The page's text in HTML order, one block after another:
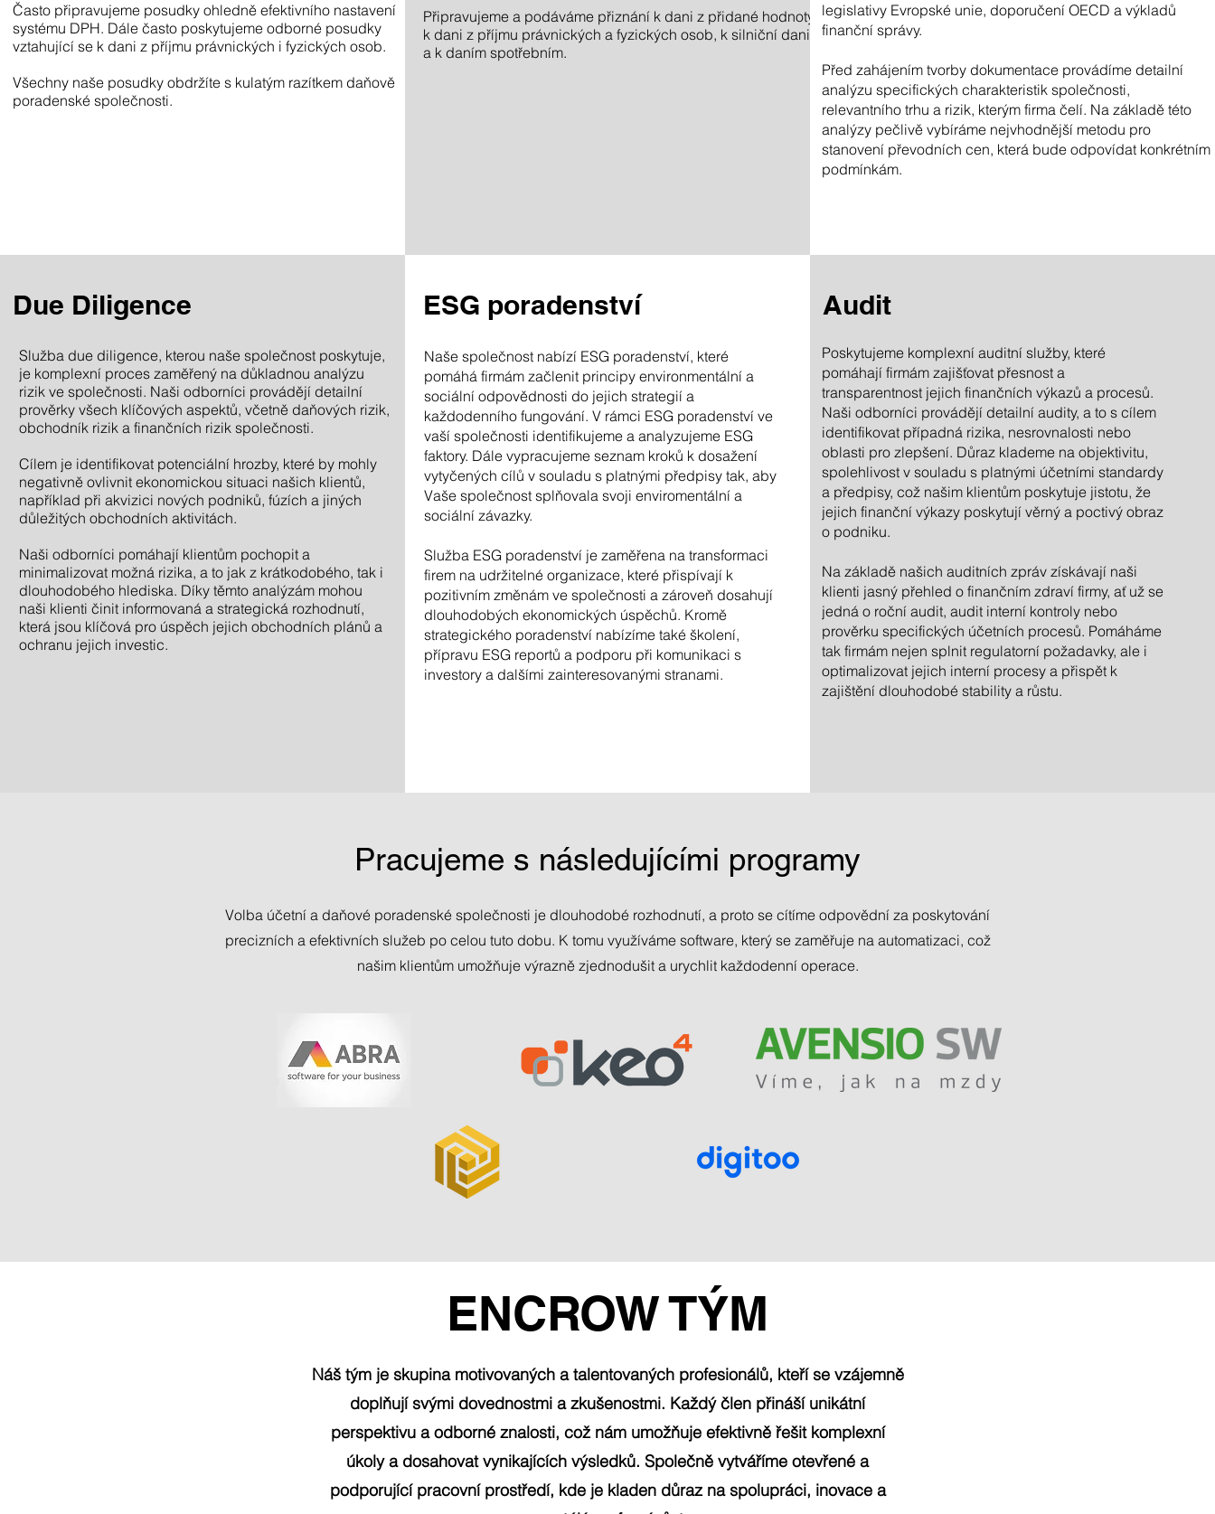
Často připravujeme posudky ohledně efektivního nastavení
systému DPH. Dále často poskytujeme odborné posudky
vztahující se k dani z příjmu právnických i fyzických osob.​
Všechny naše posudky obdržíte s kulatým razítkem daňově
poradenské společnosti.
Připravujeme a podáváme přiznání k dani z přidané hodnoty,
k dani z příjmu právnických a fyzických osob, k silniční dani
a k daním spotřebním.​
legislativy Evropské unie, doporučení OECD a výkladů
finanční správy.
Před zahájením tvorby dokumentace provádíme detailní
analýzu specifických charakteristik společnosti,
relevantního trhu a rizik, kterým firma čelí. Na základě této
analýzy pečlivě vybíráme nejvhodnější metodu pro
stanovení převodních cen, která bude odpovídat konkrétním
podmínkám.
Due Diligence
Služba due diligence, kterou naše společnost poskytuje,
je komplexní proces zaměřený na důkladnou analýzu
rizik ve společnosti. Naši odborníci provádějí detailní
prověrky všech klíčových aspektů, včetně daňových rizik,
obchodník rizik a finančních rizik společnosti.
Cílem je identifikovat potenciální hrozby, které by mohly
negativně ovlivnit ekonomickou situaci našich klientů,
například při akvizici nových podniků, fúzích a jiných
důležitých obchodních aktivitách.
Naši odborníci pomáhají klientům pochopit a
minimalizovat možná rizika, a to jak z krátkodobého, tak i
dlouhodobého hlediska. Díky těmto analýzám mohou
naši klienti činit informovaná a strategická rozhodnutí,
která jsou klíčová pro úspěch jejich obchodních plánů a
ochranu jejich investic.
ESG poradenství
Naše společnost nabízí ESG poradenství, které
pomáhá firmám začlenit principy environmentální a
sociální odpovědnosti do jejich strategií a
každodenního fungování. V rámci ESG poradenství ve
vaší společnosti identifikujeme a analyzujeme ESG
faktory. Dále vypracujeme seznam kroků k dosažení
vytyčených cílů v souladu s platnými předpisy tak, aby
Vaše společnost splňovala svoji enviromentální a
sociální závazky.
Služba ESG poradenství je zaměřena na transformaci
firem na udržitelné organizace, které přispívají k
pozitivním změnám ve společnosti a zároveň dosahují
dlouhodobých ekonomických úspěchů. Kromě
strategického poradenství nabízíme také školení,
přípravu ESG reportů a podporu při komunikaci s
investory a dalšími zainteresovanými stranami.
Audit
Poskytujeme komplexní auditní služby, které
pomáhají firmám zajišťovat přesnost a
transparentnost jejich finančních výkazů a procesů.
Naši odborníci provádějí detailní audity, a to s cílem
identifikovat případná rizika, nesrovnalosti nebo
oblasti pro zlepšení. Důraz klademe na objektivitu,
spolehlivost v souladu s platnými účetními standardy
a předpisy, což našim klientům poskytuje jistotu, že
jejich finanční výkazy poskytují věrný a poctivý obraz
o podniku.
Na základě našich auditních zpráv získávají naši
klienti jasný přehled o finančním zdraví firmy, ať už se
jedná o roční audit, audit interní kontroly nebo
prověrku specifických účetních procesů. Pomáháme
tak firmám nejen splnit regulatorní požadavky, ale i
optimalizovat jejich interní procesy a přispět k
zajištění dlouhodobé stability a růstu.
Pracujeme s následujícími programy
Volba účetní a daňové poradenské společnosti je dlouhodobé rozhodnutí, a proto se cítíme odpovědní za poskytování
precizních a efektivních služeb po celou tuto dobu. K tomu využíváme software, který se zaměřuje na automatizaci, což
našim klientům umožňuje výrazně zjednodušit a urychlit každodenní operace.
ENCROW TÝM
Náš tým je skupina motivovaných a talentovaných profesionálů, kteří se vzájemně
doplňují svými dovednostmi a zkušenostmi. Každý člen přináší unikátní
perspektivu a odborné znalosti, což nám umožňuje efektivně řešit komplexní
úkoly a dosahovat vynikajících výsledků. Společně vytváříme otevřené a
podporující pracovní prostředí, kde je kladen důraz na spolupráci, inovace a